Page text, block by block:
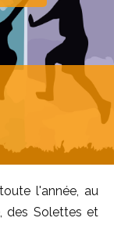
l'année, au
des Solettes et